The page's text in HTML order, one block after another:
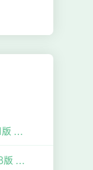
Genshin Impact 4K 壁纸：2.1版 主线任务「千手百眼，天下人间」雷电将军 & 心海 壁纸【3840x2160】【16:9】
Genshin Impact 4K 壁纸：2.8版 KV 主视觉图 1「仲夏！幻夜？奇想曲！」枫原万叶 & 莫娜 & 菲谢尔 & 辛焱 无水印壁纸 【3840×2160】【16:9】